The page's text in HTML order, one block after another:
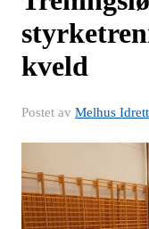
kveld
Postet av Melhus